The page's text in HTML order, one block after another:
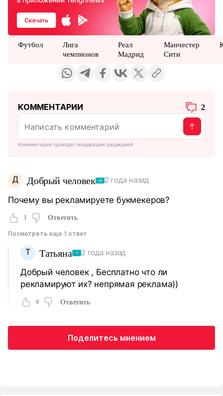
Футбол
Лига
чемпионов
Реал
Мадрид
Манчестер
Сити
КОММЕНТАРИИ 2
Комментарии проходят модерацию редакцией
Д Добрый человек 2 года назад
Почему вы рекламируете букмекеров?
3 Ответить
Посмотреть еще 1 ответ
Т Татьяна 2 года назад
Добрый человек , Бесплатно что ли
рекламируют их? непрямая реклама))
0 Ответить
Поделитесь мнением